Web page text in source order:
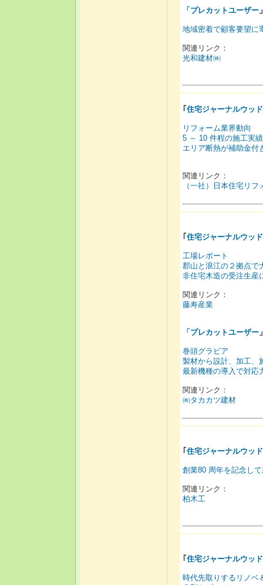
「 プレカットユーザー
地域密着で顧客要望に
関連リンク：
光和建材㈱
｢ 住宅ジャーナルウッ
リフォーム業界動向
5 ～ 10 件程の施工実
エリア断熱が補助金付
関連リンク：
（一社）日本住宅リ
｢ 住宅ジャーナルウッ
工場レポート
郡山と浪江の２拠点で
非住宅木造の受注生産
関連リンク：
藤寿産業
「 プレカットユーザー
巻頭グラビア
製材から設計、加工、
最新機種の導入で対応
関連リンク：
㈱タカカツ建材
｢ 住宅ジャーナルウッ
創業80 周年を記念し
関連リンク：
柏木工
｢ 住宅ジャーナルウッ
時代先取りするリノベ